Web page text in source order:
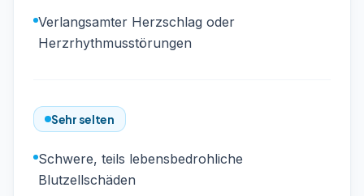
Verlangsamter Herzschlag oder
Herzrhythmusstörungen
Sehr selten
Schwere, teils lebensbedrohliche
Blutzellschäden